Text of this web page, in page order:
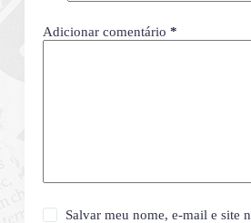
Adicionar comentário *
Salvar meu nome, e-mail e site